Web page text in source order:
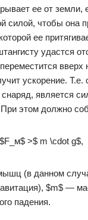
ее от
силой, чтобы она
ее
удастся
вверх
ускорение. Т.е.
является
этом должно
>$ m \cdot g$,
(в данном
$m$ —
падения.